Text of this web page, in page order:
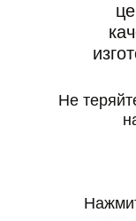
Не